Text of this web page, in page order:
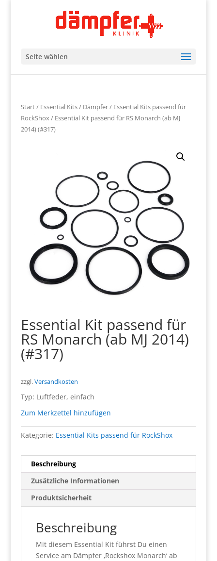
Seite wählen
Start/ Essential Kits/ Dämpfer/ Essential Kits passend für
RockShox/ Essential Kit passend für RS Monarch (ab MJ
2014) (#317)
Essential Kit passend für
RS Monarch (ab MJ 2014)
(#317)
zzgl.Versandkosten
Typ: Luftfeder, einfach
Zum Merkzettel hinzufügen
Kategorie: Essential Kits passend für RockShox
Beschreibung
Zusätzliche Informationen
Produktsicherheit
Beschreibung
Mit diesem Essential Kit führst Du einen
Service am Dämpfer ‚Rockshox Monarch‘ ab